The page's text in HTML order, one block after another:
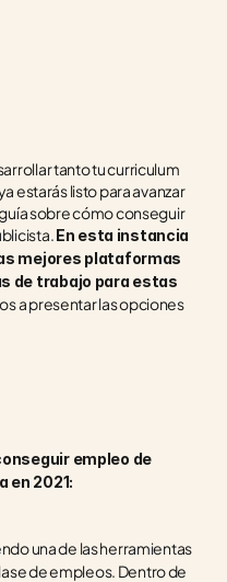
tanto tu curriculum
estarás listo para avanzar
sobre cómo conseguir
En esta instancia
mejores plataformas
de trabajo para estas
a presentar las opciones
empleo de
en 2021:
una de las herramientas
de empleos. Dentro de